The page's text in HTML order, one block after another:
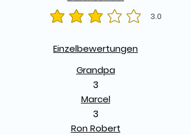
3.0
durchschnittliches Rating ist 3 von 5
Einzelbewertungen
Grandpa
3
Marcel
3
Ron Robert